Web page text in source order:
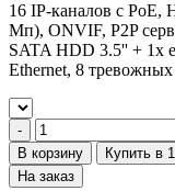
16 IP-каналов с PoE,
Мп), ONVIF, P2P
SATA HDD 3.5'' + 1x
Ethernet, 8
В корзину Купить в
На заказ